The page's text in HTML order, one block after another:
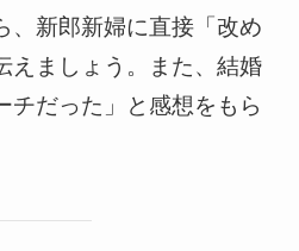
、新郎新婦に直接「改め
えましょう。また、結婚
チだった」と感想をもら